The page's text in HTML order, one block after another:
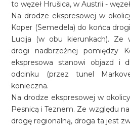
to węzeł Hrušica, w Austrii -
Na drodze ekspresowej w
Koper (Semedela) do końca
Lucija (w obu kierunkach). Ze
drogi nadbrzeżnej pomiędzy
ekspresowa stanowi objazd i
odcinku (przez tunel
konieczna.
Na drodze ekspresowej w
Pesnicą i Teznem. Ze względu
drogę regionalną, droga ta jest